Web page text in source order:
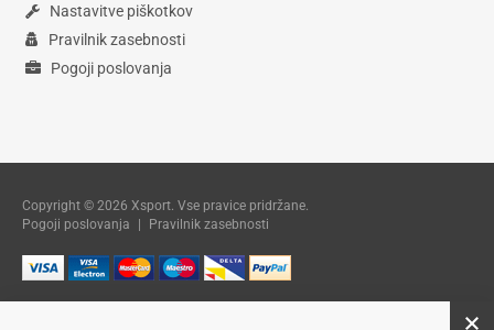
Nastavitve piškotkov
Pravilnik zasebnosti
Pogoji poslovanja
Copyright © 2026 Xsport. Vse pravice pridržane.
Pogoji poslovanja
| Pravilnik zasebnosti